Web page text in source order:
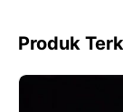
Produk